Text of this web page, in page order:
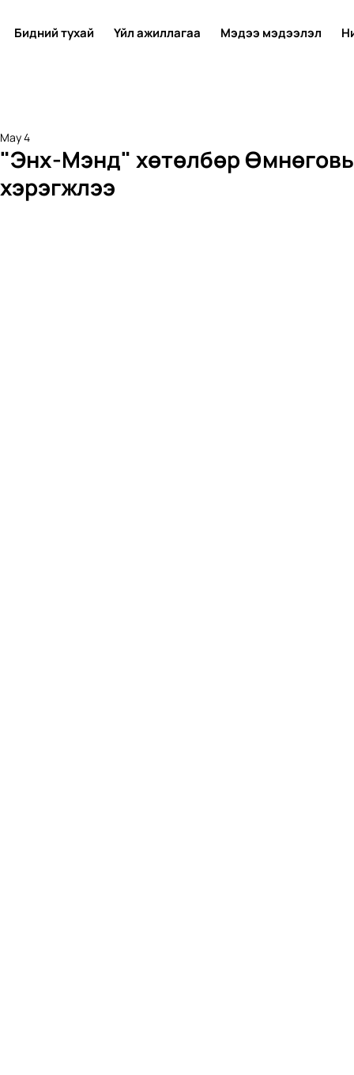
Бидний тухай Үйл ажиллагаа Мэдээ мэдээлэл
"Энх-Мэнд" хөтөлбөр
хэрэгжлээ
May 4